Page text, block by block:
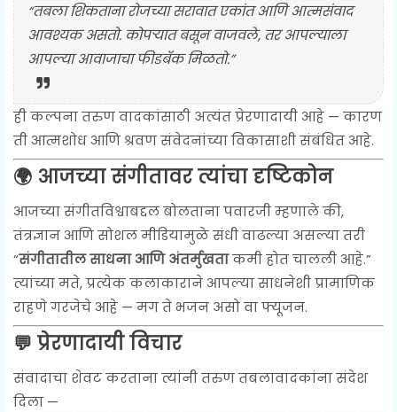
“तबला शिकताना रोजच्या सरावात एकांत आणि आत्मसंवाद
आवश्यक असतो. कोपऱ्यात बसून वाजवले, तर आपल्याला
आपल्या आवाजाचा फीडबॅक मिळतो.”
ही कल्पना तरुण वादकांसाठी अत्यंत प्रेरणादायी आहे — कारण
ती आत्मशोध आणि श्रवण संवेदनांच्या विकासाशी संबंधित आहे.
🌍 आजच्या संगीतावर त्यांचा दृष्टिकोन
आजच्या संगीतविश्वाबद्दल बोलताना पवारजी म्हणाले की,
तंत्रज्ञान आणि सोशल मीडियामुळे संधी वाढल्या असल्या तरी
“संगीतातील साधना आणि अंतर्मुखताकमी होत चालली आहे.”
त्यांच्या मते, प्रत्येक कलाकाराने आपल्या साधनेशी प्रामाणिक
राहणे गरजेचे आहे — मग ते भजन असो वा फ्यूजन.
💬 प्रेरणादायी विचार
संवादाचा शेवट करताना त्यांनी तरुण तबलावादकांना संदेश
दिला —